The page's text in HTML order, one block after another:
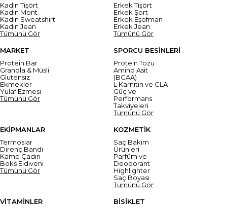
Kadın Tişört
Kadın Mont
Kadın Sweatshirt
Kadın Jean
Tümünü Gör
Erkek Tişört
Erkek Şort
Erkek Eşofman
Erkek Jean
Tümünü Gör
MARKET
Protein Bar
Granola & Müsli
Glutensiz
Ekmekler
Yulaf Ezmesi
Tümünü Gör
SPORCU BESİNLERİ
Protein Tozu
Amino Asit
(BCAA)
L Karnitin ve CLA
Güç ve
Performans
Takviyeleri
Tümünü Gör
EKİPMANLAR
Termoslar
Direnç Bandı
Kamp Çadırı
Boks Eldiveni
Tümünü Gör
KOZMETİK
Saç Bakım
Ürünleri
Parfüm ve
Deodorant
Highlighter
Saç Boyası
Tümünü Gör
VİTAMİNLER
BİSİKLET